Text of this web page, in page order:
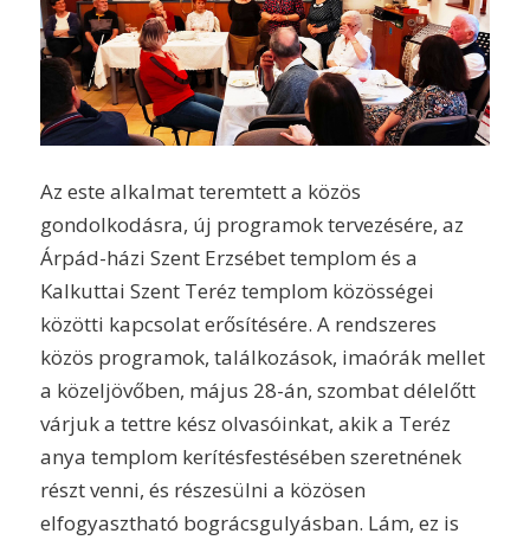
Az este alkalmat teremtett a közös
gondolkodásra, új programok tervezésére, az
Árpád-házi Szent Erzsébet templom és a
Kalkuttai Szent Teréz templom közösségei
közötti kapcsolat erősítésére. A rendszeres
közös programok, találkozások, imaórák mellet
a közeljövőben, május 28-án, szombat délelőtt
várjuk a tettre kész olvasóinkat, akik a Teréz
anya templom kerítésfestésében szeretnének
részt venni, és részesülni a közösen
elfogyasztható bográcsgulyásban. Lám, ez is